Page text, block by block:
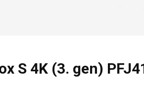
S 4K (3. gen)